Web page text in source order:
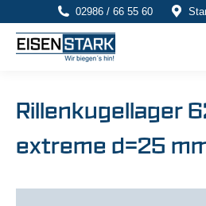
02986 / 66 55 60
Rillenkugellager
extreme d=25